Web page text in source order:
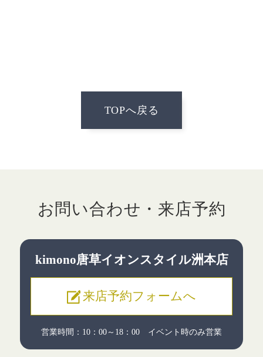
TOPへ戻る
お問い合わせ・来店予約
kimono唐草イオンスタイル洲本店
来店予約フォームへ
営業時間：10：00～18：00 イベント時のみ営業